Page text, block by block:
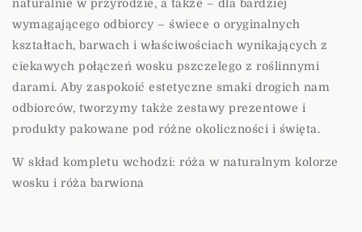
naturalnie w przyrodzie, a także – dla bardziej
wymagającego odbiorcy – świece o oryginalnych
kształtach, barwach i właściwościach wynikających z
ciekawych połączeń wosku pszczelego z roślinnymi
darami. Aby zaspokoić estetyczne smaki drogich nam
odbiorców, tworzymy także zestawy prezentowe i
produkty pakowane pod różne okoliczności i święta.
W skład kompletu wchodzi: róża w naturalnym kolorze
wosku i róża barwiona